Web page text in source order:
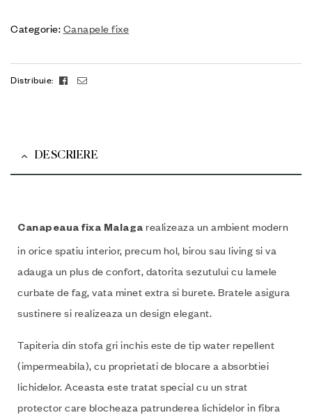
Categorie: Canapele fixe
Distribuie: Facebook
Email
DESCRIERE
Canapeaua fixa Malaga realizeaza un ambient modern
in orice spatiu interior, precum hol, birou sau living si va
adauga un plus de confort, datorita sezutului cu lamele
curbate de fag, vata minet extra si burete. Bratele asigura
sustinere si realizeaza un design elegant.
Tapiteria din stofa gri inchis este de tip water repellent
(impermeabila), cu proprietati de blocare a absorbtiei
lichidelor. Aceasta este tratat special cu un strat
protector care blocheaza patrunderea lichidelor in fibra